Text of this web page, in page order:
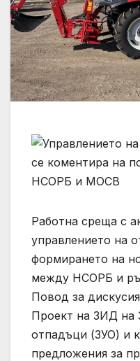
Работна среща с
управлението на
формирането на
между НСОРБ и
Повод за
Проект на ЗИД на
отпадъци (ЗУО) и
предложения за